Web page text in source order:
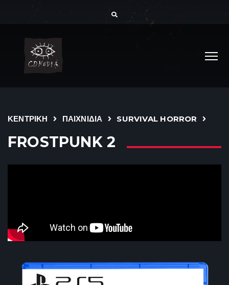
ΚΕΝΤΡΙΚΗ ΠΑΙΧΝΙΔΙΑ SURVIVAL HORROR
FROSTPUNK 2